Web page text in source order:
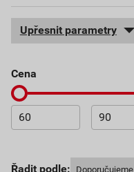
Upřesnit parametry
cena
Řadit podle: Doporučujeme